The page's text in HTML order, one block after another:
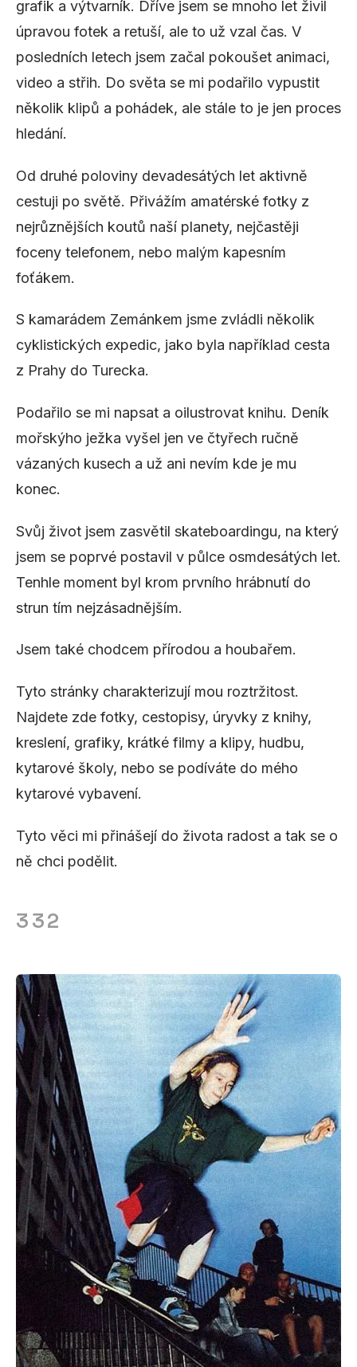
grafik a výtvarník. Dříve jsem se mnoho let živil
úpravou fotek a retuší, ale to už vzal čas. V
posledních letech jsem začal pokoušet animaci,
video a střih. Do světa se mi podařilo vypustit
několik klipů a pohádek, ale stále to je jen proces
hledání.
Od druhé poloviny devadesátých let aktivně
cestuji po světě. Přivážím amatérské fotky z
nejrůznějších koutů naší planety, nejčastěji
foceny telefonem, nebo malým kapesním
foťákem.
S kamarádem Zemánkem jsme zvládli několik
cyklistických expedic, jako byla například cesta
z Prahy do Turecka.
Podařilo se mi napsat a oilustrovat knihu. Deník
mořskýho ježka vyšel jen ve čtyřech ručně
vázaných kusech a už ani nevím kde je mu
konec.
Svůj život jsem zasvětil skateboardingu, na který
jsem se poprvé postavil v půlce osmdesátých let.
Tenhle moment byl krom prvního hrábnutí do
strun tím nejzásadnějším.
Jsem také chodcem přírodou a houbařem.
Tyto stránky charakterizují mou roztržitost.
Najdete zde fotky, cestopisy, úryvky z knihy,
kreslení, grafiky, krátké filmy a klipy, hudbu,
kytarové školy, nebo se podíváte do mého
kytarové vybavení.
Tyto věci mi přinášejí do života radost a tak se o
ně chci podělit.
332